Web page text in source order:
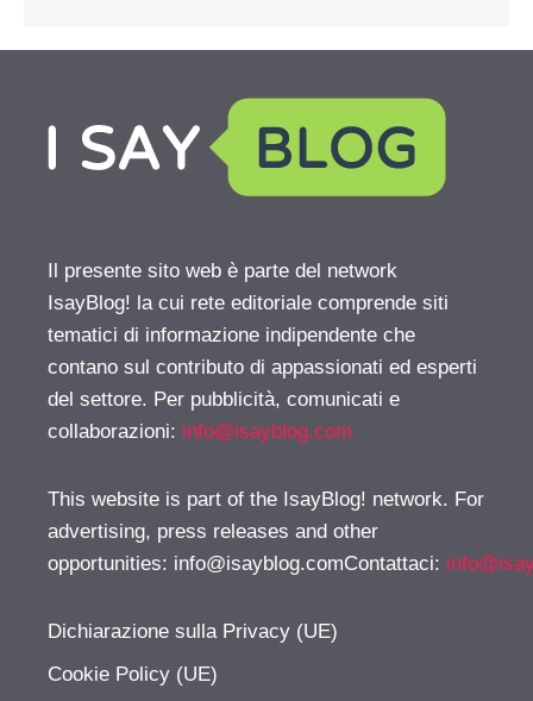
Il presente sito web è parte del network
IsayBlog! la cui rete editoriale comprende siti
tematici di informazione indipendente che
contano sul contributo di appassionati ed esperti
del settore. Per pubblicità, comunicati e
collaborazioni: info@isayblog.com
This website is part of the IsayBlog! network. For
advertising, press releases and other
opportunities: info@isayblog.comContattaci:
Dichiarazione sulla Privacy (UE)
Cookie Policy (UE)